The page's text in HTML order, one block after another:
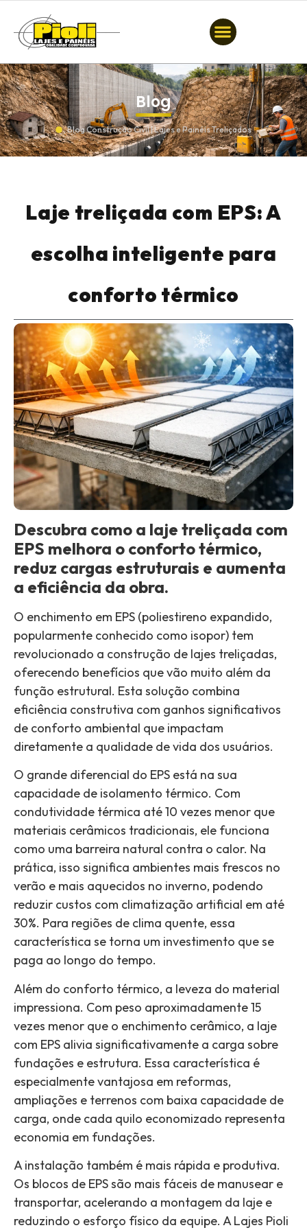
Blog
Blog Construção Civil | Lajes e Painéis Treliçados
Laje treliçada com EPS: A
escolha inteligente para
conforto térmico
Descubra como a laje treliçada com
EPS melhora o conforto térmico,
reduz cargas estruturais e aumenta
a eficiência da obra.
O enchimento em EPS (poliestireno expandido,
popularmente conhecido como isopor) tem
revolucionado a construção de lajes treliçadas,
oferecendo benefícios que vão muito além da
função estrutural. Esta solução combina
eficiência construtiva com ganhos significativos
de conforto ambiental que impactam
diretamente a qualidade de vida dos usuários.
O grande diferencial do EPS está na sua
capacidade de isolamento térmico. Com
condutividade térmica até 10 vezes menor que
materiais cerâmicos tradicionais, ele funciona
como uma barreira natural contra o calor. Na
prática, isso significa ambientes mais frescos no
verão e mais aquecidos no inverno, podendo
reduzir custos com climatização artificial em até
30%. Para regiões de clima quente, essa
característica se torna um investimento que se
paga ao longo do tempo.
Além do conforto térmico, a leveza do material
impressiona. Com peso aproximadamente 15
vezes menor que o enchimento cerâmico, a laje
com EPS alivia significativamente a carga sobre
fundações e estrutura. Essa característica é
especialmente vantajosa em reformas,
ampliações e terrenos com baixa capacidade de
carga, onde cada quilo economizado representa
economia em fundações.
A instalação também é mais rápida e produtiva.
Os blocos de EPS são mais fáceis de manusear e
transportar, acelerando a montagem da laje e
reduzindo o esforço físico da equipe. A Lajes Pioli